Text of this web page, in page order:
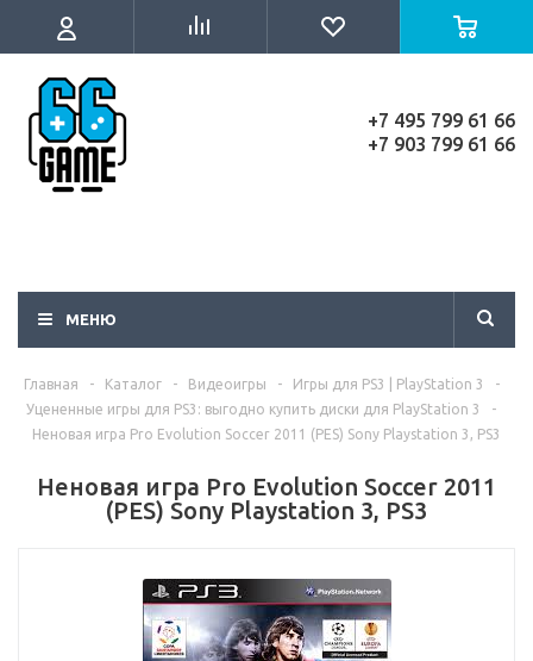
+7 495 799 61 66
+7 903 799 61 66
МЕНЮ
Главная - Каталог - Видеоигры - Игры для PS3 | PlayStation 3
-
Уцененные игры для PS3: выгодно купить диски для PlayStation 3
-
Неновая игра Pro Evolution Soccer 2011 (PES) Sony Playstation 3, PS3
Неновая игра Pro Evolution Soccer 2011
(PES) Sony Playstation 3, PS3